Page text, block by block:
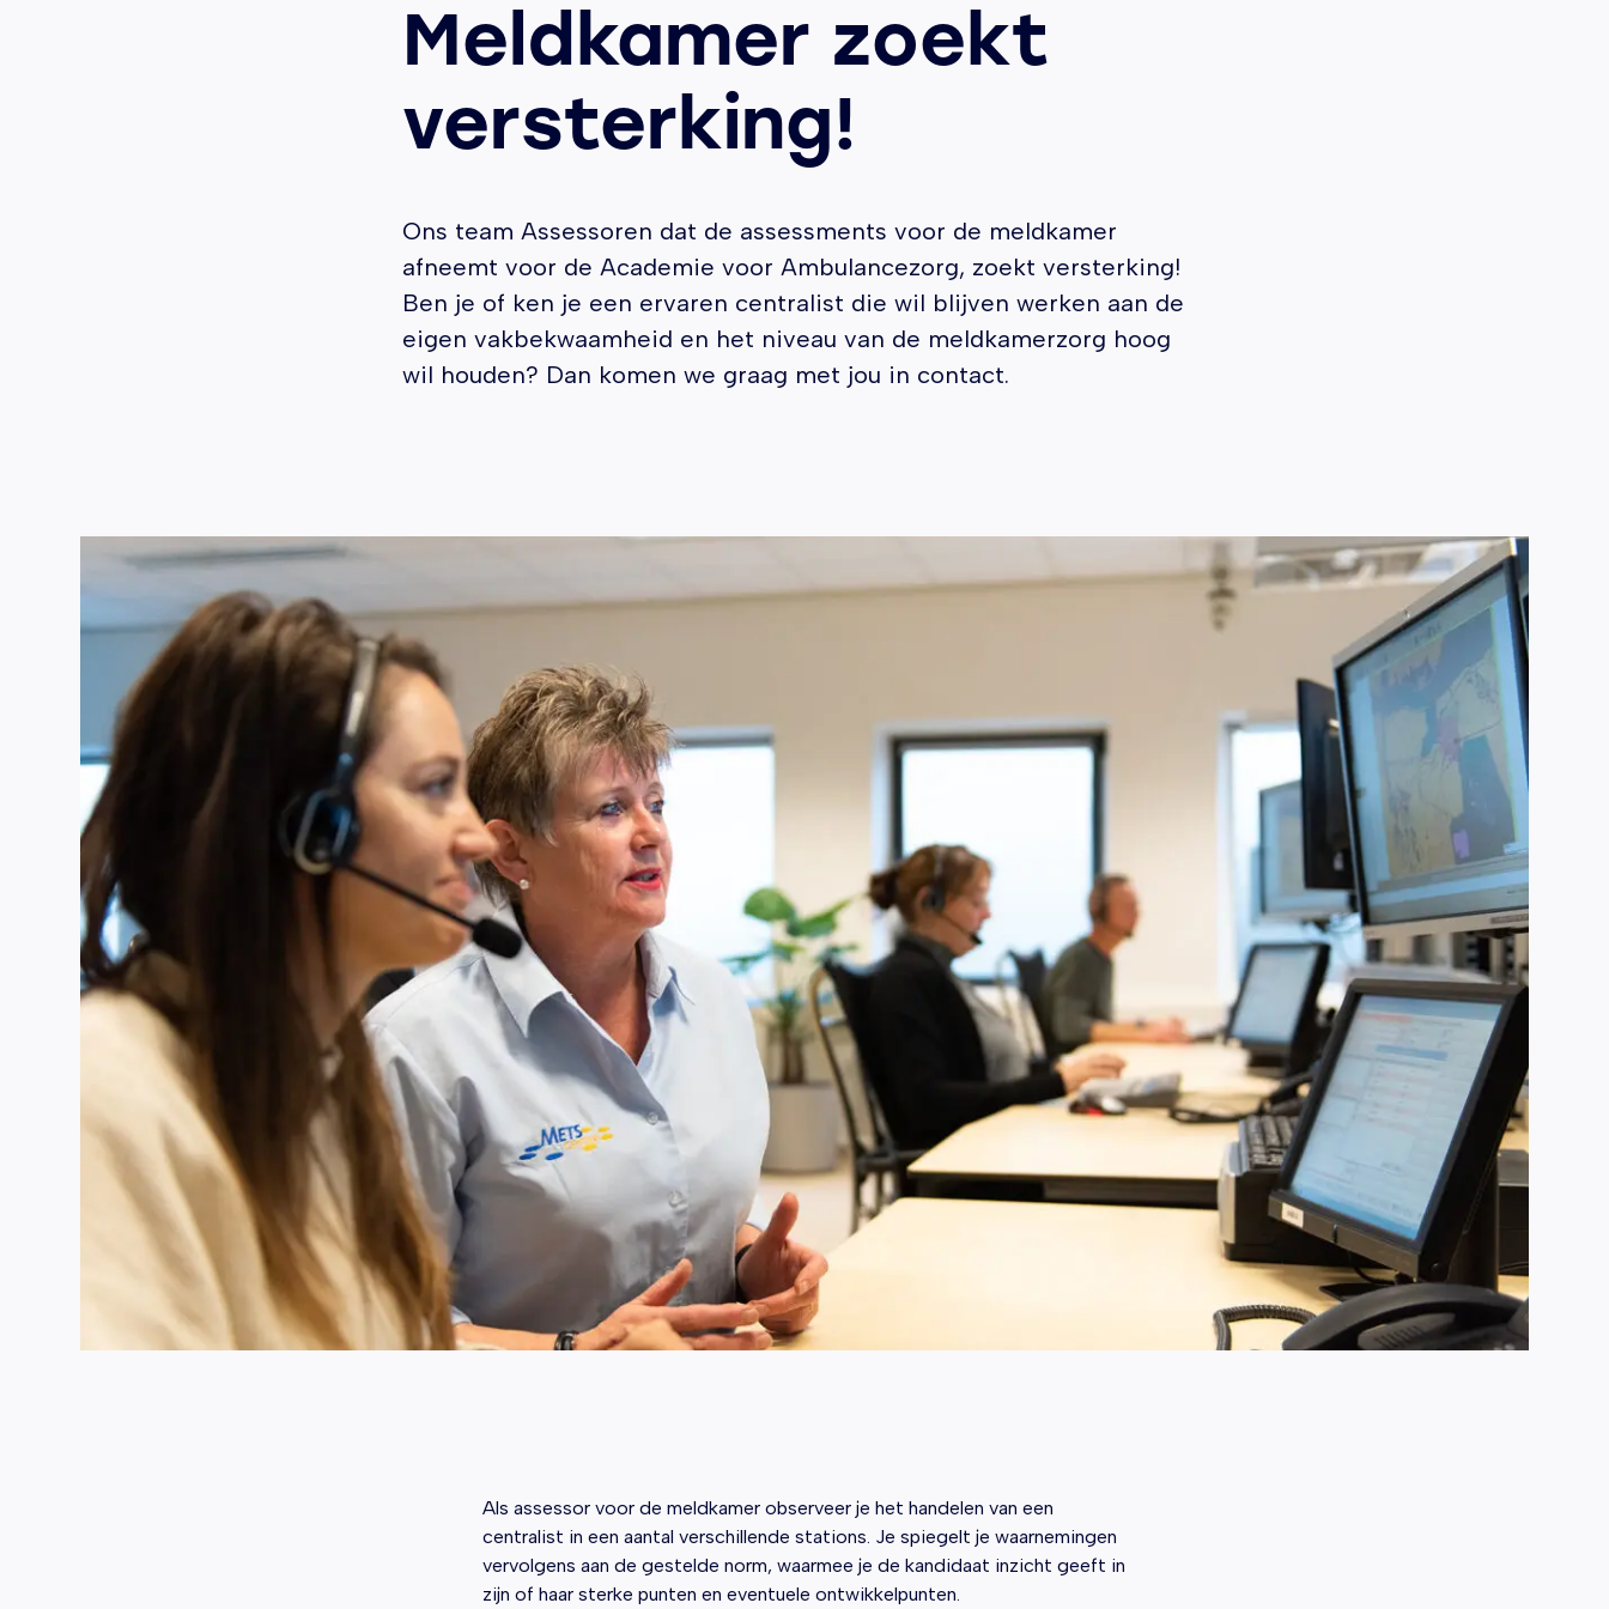
Meldkamer zoekt
versterking!
Ons team Assessoren dat de assessments voor de meldkamer
afneemt voor de Academie voor Ambulancezorg, zoekt versterking!
Ben je of ken je een ervaren centralist die wil blijven werken aan de
eigen vakbekwaamheid en het niveau van de meldkamerzorg hoog
wil houden? Dan komen we graag met jou in contact.
Als assessor voor de meldkamer observeer je het handelen van een
centralist in een aantal verschillende stations. Je spiegelt je waarnemingen
vervolgens aan de gestelde norm, waarmee je de kandidaat inzicht geeft in
zijn of haar sterke punten en eventuele ontwikkelpunten.